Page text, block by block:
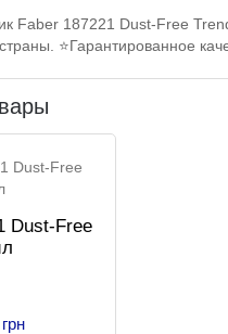
Faber 187221 Dust-Free
⭐Гарантированное
Dust-Free